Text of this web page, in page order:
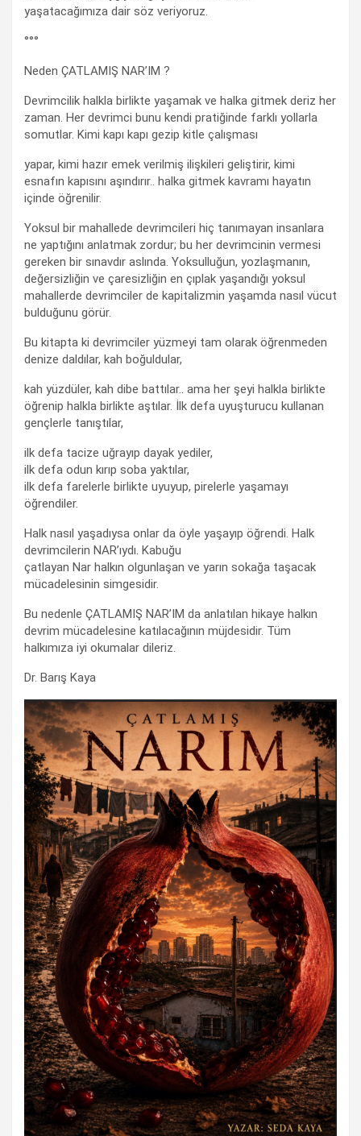
yaşatacağımıza dair söz veriyoruz.
°°°
Neden ÇATLAMIŞ NAR’IM ?
Devrimcilik halkla birlikte yaşamak ve halka gitmek deriz her
zaman. Her devrimci bunu kendi pratiğinde farklı yollarla
somutlar. Kimi kapı kapı gezip kitle çalışması
yapar, kimi hazır emek verilmiş ilişkileri geliştirir, kimi
esnafın kapısını aşındırır.. halka gitmek kavramı hayatın
içinde öğrenilir.
Yoksul bir mahallede devrimcileri hiç tanımayan insanlara
ne yaptığını anlatmak zordur; bu her devrimcinin vermesi
gereken bir sınavdır aslında. Yoksulluğun, yozlaşmanın,
değersizliğin ve çaresizliğin en çıplak yaşandığı yoksul
mahallerde devrimciler de kapitalizmin yaşamda nasıl vücut
bulduğunu görür.
Bu kitapta ki devrimciler yüzmeyi tam olarak öğrenmeden
denize daldılar, kah boğuldular,
kah yüzdüler, kah dibe battılar.. ama her şeyi halkla birlikte
öğrenip halkla birlikte aştılar. İlk defa uyuşturucu kullanan
gençlerle tanıştılar,
ilk defa tacize uğrayıp dayak yediler,
ilk defa odun kırıp soba yaktılar,
ilk defa farelerle birlikte uyuyup, pirelerle yaşamayı
öğrendiler.
Halk nasıl yaşadıysa onlar da öyle yaşayıp öğrendi. Halk
devrimcilerin NAR’ıydı. Kabuğu
çatlayan Nar halkın olgunlaşan ve yarın sokağa taşacak
mücadelesinin simgesidir.
Bu nedenle ÇATLAMIŞ NAR’IM da anlatılan hikaye halkın
devrim mücadelesine katılacağının müjdesidir. Tüm
halkımıza iyi okumalar dileriz.
Dr. Barış Kaya